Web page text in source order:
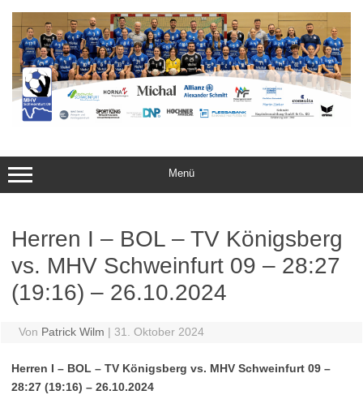
Inhalt
springen
Menü
Herren I – BOL – TV Königsberg
vs. MHV Schweinfurt 09 – 28:27
(19:16) – 26.10.2024
Von Patrick Wilm | 31. Oktober 2024
Herren I – BOL – TV Königsberg vs. MHV Schweinfurt 09 –
28:27 (19:16) – 26.10.2024